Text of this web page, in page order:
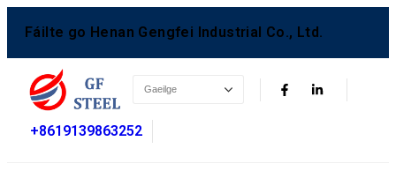
Fáilte go Henan Gengfei Industrial Co., Ltd.
+8619139863252